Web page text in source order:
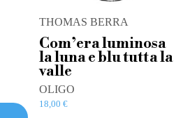
THOMAS BERRA
Com’era luminosa
la luna e blu tutta la
valle
OLIGO
18,00€